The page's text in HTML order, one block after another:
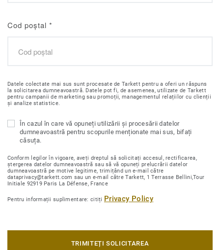
Cod poștal *
Datele colectate mai sus sunt procesate de Tarkett pentru a oferi un răspuns
la solicitarea dumneavoastră. Datele pot fi, de asemenea, utilizate de Tarkett
pentru campanii de marketing sau promoții, managementul relațiilor cu clienții
și analize statistice.
În cazul în care vă opuneți utilizării și procesării datelor
dumneavoastră pentru scopurile menționate mai sus, bifați
căsuța.
Conform legilor în vigoare, aveți dreptul să solicitați accesul, rectificarea,
ștergerea datelor dumneavoastră sau să vă opuneți prelucrării datelor
dumneavoastră pe motive legitime, trimițând un e-mail către
dataprivacy@tarkett.com sau un e-mail către Tarkett, 1 Terrasse Bellini,Tour
Initiale 92919 Paris La Défense, France
Pentru informații suplimentare: citiți Privacy Policy
TRIMITEȚI SOLICITAREA